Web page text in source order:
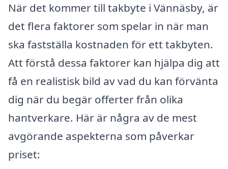
När det kommer till takbyte i Vännäsby, är
det flera faktorer som spelar in när man
ska fastställa kostnaden för ett takbyten.
Att förstå dessa faktorer kan hjälpa dig att
få en realistisk bild av vad du kan förvänta
dig när du begär offerter från olika
hantverkare. Här är några av de mest
avgörande aspekterna som påverkar
priset: